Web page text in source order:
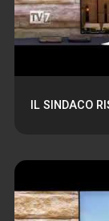
IL SINDACO